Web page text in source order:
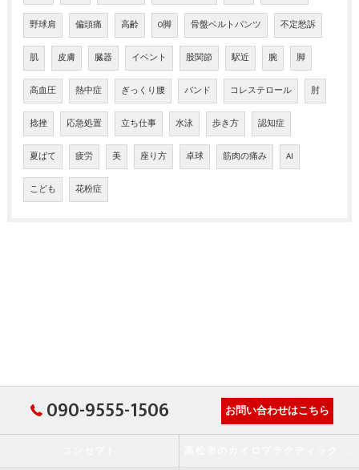
野球肩 偏頭痛 高齢 O脚 骨盤ベルトパンツ 不定愁訴
肌 皮膚 臓器 イベント 股関節 駅近 腕 脚
高血圧 熱中症 ぎっくり腰 バンド コレステロール 肘
捻挫 応急処置 立ち仕事 水泳 歩き方 認知症
夏ばて 疲労 美 座り方 卓球 筋肉の痛み AI
こども 花粉症
090-9555-1506 お問い合わせはこちら